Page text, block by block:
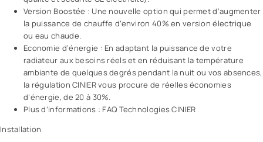
Version Boostée : Une nouvelle option qui permet d’augmenter
la puissance de chauffe d’environ 40% en version électrique
ou eau chaude.
Economie d’énergie : En adaptant la puissance de votre
radiateur aux besoins réels et en réduisant la température
ambiante de quelques degrés pendant la nuit ou vos absences,
la régulation CINIER vous procure de réelles économies
d’énergie, de 20 à 30%.
Plus d’informations : FAQ Technologies CINIER
Installation